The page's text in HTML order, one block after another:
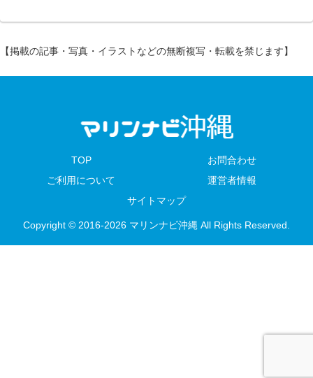
【掲載の記事・写真・イラストなどの無断複写・転載を禁じます】
TOP
お問合わせ
ご利用について
運営者情報
サイトマップ
Copyright © 2016-2026 マリンナビ沖縄 All Rights Reserved.